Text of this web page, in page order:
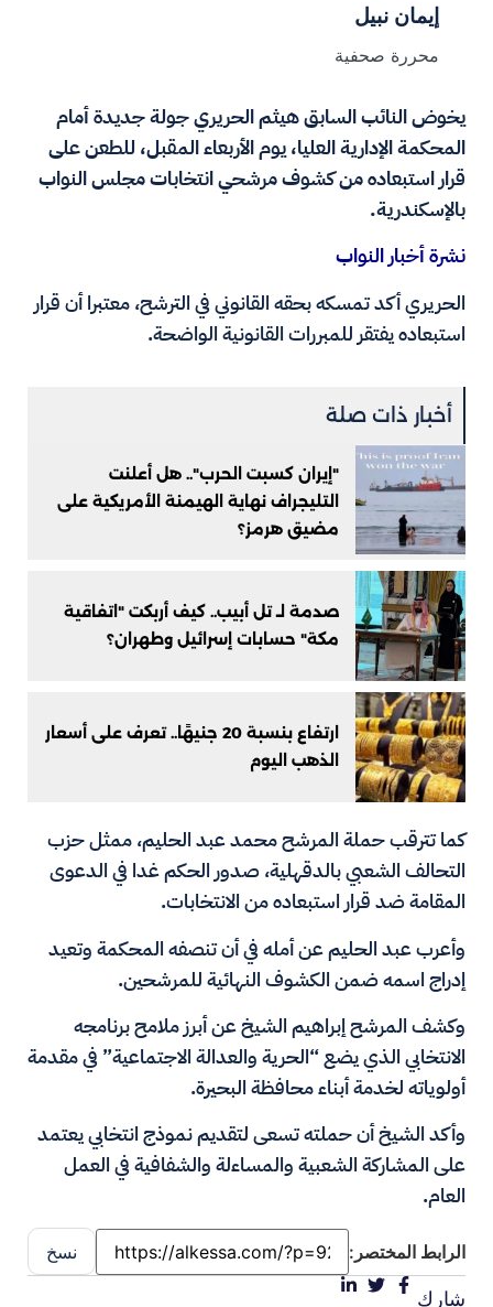
إيمان نبيل
محررة صحفية
يخوض النائب السابق هيثم الحريري جولة جديدة أمام
المحكمة الإدارية العليا، يوم الأربعاء المقبل، للطعن على
قرار استبعاده من كشوف مرشحي انتخابات مجلس النواب
بالإسكندرية.
نشرة أخبار النواب
الحريري أكد تمسكه بحقه القانوني في الترشح، معتبرا أن قرار
استبعاده يفتقر للمبررات القانونية الواضحة.
أخبار ذات صلة
"إيران كسبت الحرب".. هل أعلنت
التليجراف نهاية الهيمنة الأمريكية على
مضيق هرمز؟
صدمة لـ تل أبيب.. كيف أربكت "اتفاقية
مكة" حسابات إسرائيل وطهران؟
ارتفاع بنسبة 20 جنيهًا.. تعرف على أسعار
الذهب اليوم
كما تترقب حملة المرشح محمد عبد الحليم، ممثل حزب
التحالف الشعبي بالدقهلية، صدور الحكم غدا في الدعوى
المقامة ضد قرار استبعاده من الانتخابات.
وأعرب عبد الحليم عن أمله في أن تنصفه المحكمة وتعيد
إدراج اسمه ضمن الكشوف النهائية للمرشحين.
وكشف المرشح إبراهيم الشيخ عن أبرز ملامح برنامجه
الانتخابي الذي يضع “الحرية والعدالة الاجتماعية” في مقدمة
أولوياته لخدمة أبناء محافظة البحيرة.
وأكد الشيخ أن حملته تسعى لتقديم نموذج انتخابي يعتمد
على المشاركة الشعبية والمساءلة والشفافية في العمل
العام.
الرابط المختصر: نسخ
شارك